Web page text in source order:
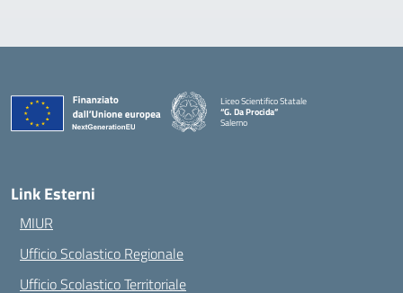
Liceo Scientifico Statale
“G. Da Procida”
Salerno
Link Esterni
MIUR
Ufficio Scolastico Regionale
Ufficio Scolastico Territoriale